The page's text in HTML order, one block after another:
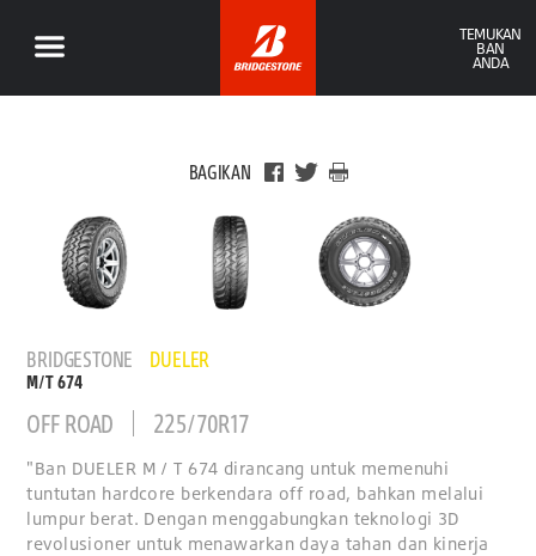
TEMUKAN
BAN
ANDA
BAGIKAN
BRIDGESTONE DUELER
M/T 674
OFF ROAD 225/70R17
"Ban DUELER M / T 674 dirancang untuk memenuhi
tuntutan hardcore berkendara off road, bahkan melalui
lumpur berat. Dengan menggabungkan teknologi 3D
revolusioner untuk menawarkan daya tahan dan kinerja